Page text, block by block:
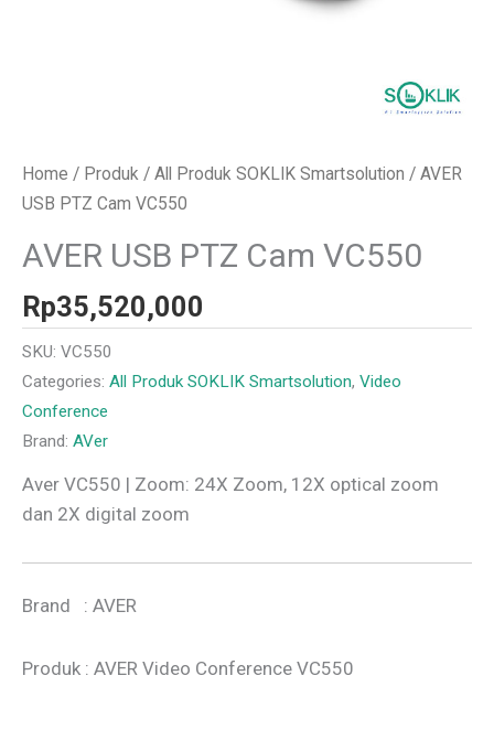
Home / Produk / All Produk SOKLIK Smartsolution / AVER
USB PTZ Cam VC550
AVER USB PTZ Cam VC550
Rp35,520,000
SKU: VC550
Categories: All Produk SOKLIK Smartsolution, Video
Conference
Brand: AVer
Aver VC550 | Zoom: 24X Zoom, 12X optical zoom
dan 2X digital zoom
Brand : AVER
Produk : AVER Video Conference VC550